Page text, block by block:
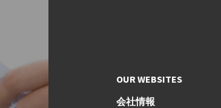
OUR WEBSITES
会社情報